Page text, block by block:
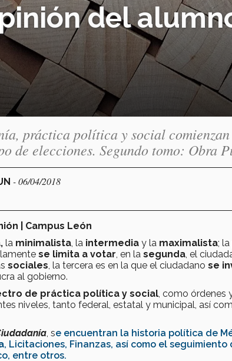
del
práctica política y social
de elecciones. Segundo tomo: Obra
- 06/04/2018
| Campus León
la minimalista , la intermedia y la maximalista;
se limita a votar , en la segunda , el
sociales , la tercera es en la que el ciudadano se
al gobierno.
de práctica política y social , como órdenes
niveles, tanto federal, estatal y municipal, así
, se encuentran la historia política de
, Licitaciones, Finanzas, así como el seguimiento
entre otros.